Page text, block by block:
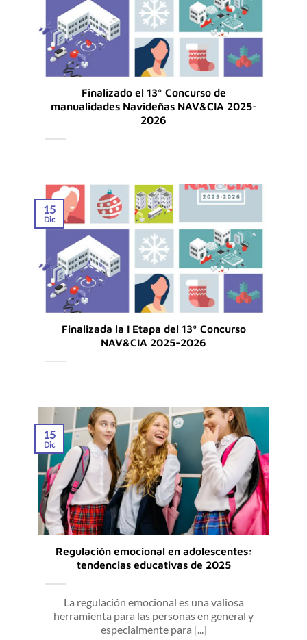
Finalizado el 13º Concurso de
manualidades Navideñas NAV&CIA 2025-
2026
Finalizada la I Etapa del 13º Concurso
NAV&CIA 2025-2026
15
Dic
Regulación emocional en adolescentes:
tendencias educativas de 2025
La regulación emocional es una valiosa
herramienta para las personas en general y
especialmente para [...]
15
Dic